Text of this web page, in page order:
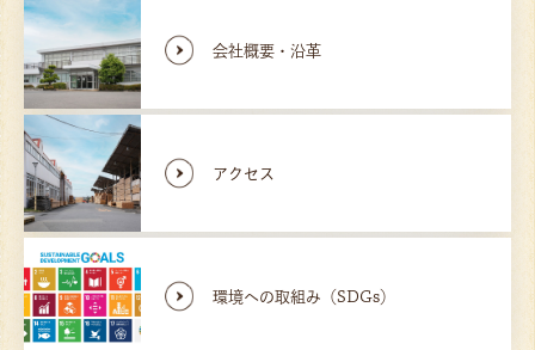
会社概要・沿革
アクセス
環境への取組み（SDGs）